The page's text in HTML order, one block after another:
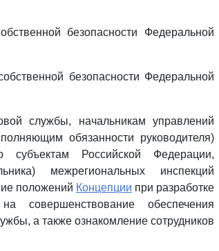
безопасности Федеральной
безопасности Федеральной
службы, начальникам управлений
обязанности руководителя)
Российской Федерации,
межрегиональных инспекций
положений Концепции при разработке
совершенствование обеспечения
а также ознакомление сотрудников